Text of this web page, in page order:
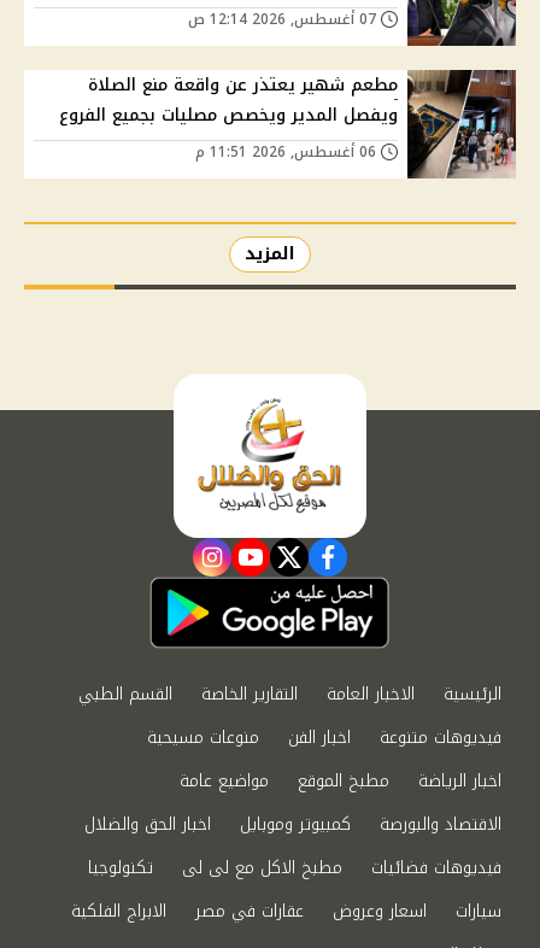
مطعم شهير يعتذر عن واقعة منع الصلاة
ويفصل المدير ويخصص مصليات بجميع الفروع
المزيد
facebook
twitter
youtube
instagram
الرئيسية الاخبار العامة التقارير الخاصة
القسم الطبي
فيديوهات متنوعة
اخبار الفن
منوعات مسيحية
اخبار الرياضة
مطبخ الموقع
مواضيع عامة
الاقتصاد والبورصة
كمبيوتر وموبايل
اخبار الحق والضلال
فيديوهات فضائيات
مطبخ الاكل مع لى لى
تكنولوجيا
سيارات
اسعار وعروض عقارات في مصر
الابراج الفلكية